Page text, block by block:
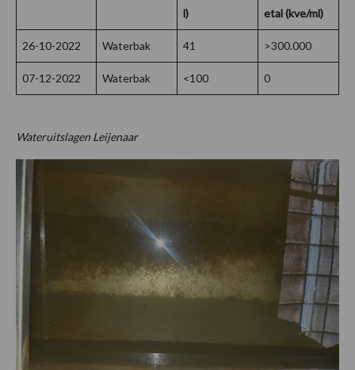
l) etal (kve/ml)
26-10-2022 Waterbak 41 >300.000
07-12-2022 Waterbak <100 0
Wateruitslagen Leijenaar